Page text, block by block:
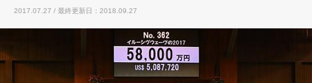
2017.07.27 / 最終更新日：2018.09.27